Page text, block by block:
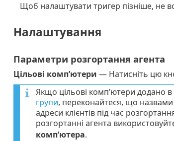
Щоб налаштувати тригер пізніше, не
Налаштування
Параметри розгортання агента
Цільові комп’ютери — Натисніть цю
Якщо цільові комп’ютери додано
групи, переконайтеся, що назвами
адреси клієнтів під час
розгортанні агента
комп’ютера.